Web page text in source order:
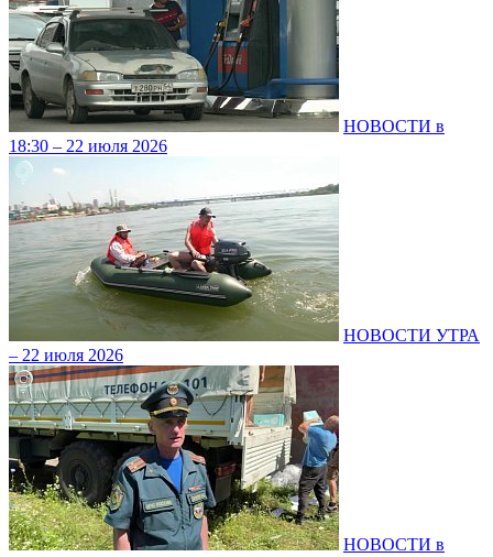
НОВОСТИ в
18:30 – 22 июля 2026
НОВОСТИ УТРА
– 22 июля 2026
НОВОСТИ в